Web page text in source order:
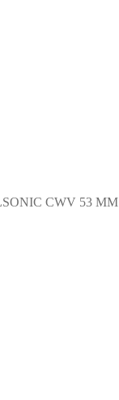
CWV 53 MM